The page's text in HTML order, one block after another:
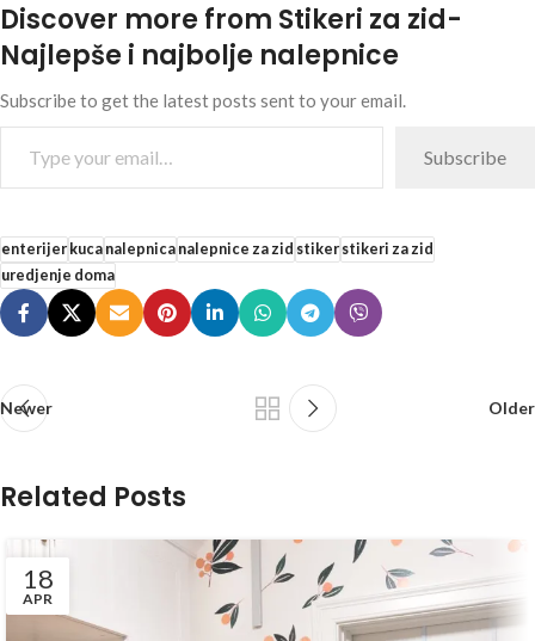
Discover more from Stikeri za zid-
Najlepše i najbolje nalepnice
Subscribe to get the latest posts sent to your email.
Subscribe
enterijerkucanalepnicanalepnice za zid stikerstikeri za zid
uredjenje doma
Newer Older
Related Posts
18
APR